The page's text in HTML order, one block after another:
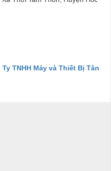
Ty TNHH Máy và Thiết Bị Tân